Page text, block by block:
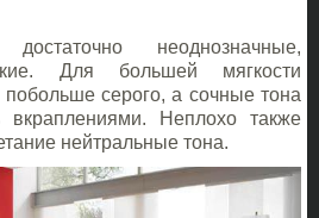
неоднозначные,
Для большей мягкости
серого, а сочные тона
вкраплениями. Неплохо также
нейтральные тона.